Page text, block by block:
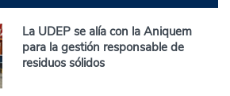
La UDEP se alía con la Aniquem
para la gestión responsable de
residuos sólidos